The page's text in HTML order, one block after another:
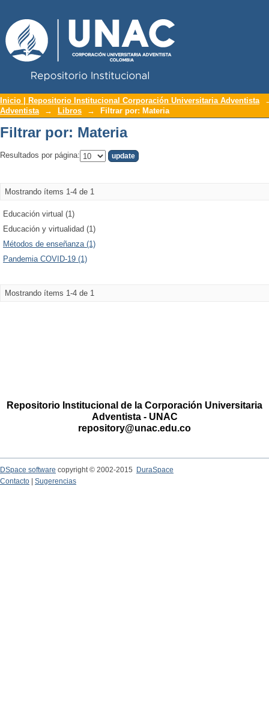
Filtrar por: Materia
Inicio | Repositorio Institucional Corporación Universitaria Adventista
Adventista
→ Libros → Filtrar por: Materia
Filtrar por: Materia
Resultados por página:
Mostrando ítems 1-4 de 1
Educación virtual (1)
Educación y virtualidad (1)
Métodos de enseñanza (1)
Pandemia COVID-19 (1)
Mostrando ítems 1-4 de 1
Repositorio Institucional de la Corporación Universitaria
Adventista - UNAC
repository@unac.edu.co
DSpace software copyright © 2002-2015
DuraSpace
Contacto
Sugerencias